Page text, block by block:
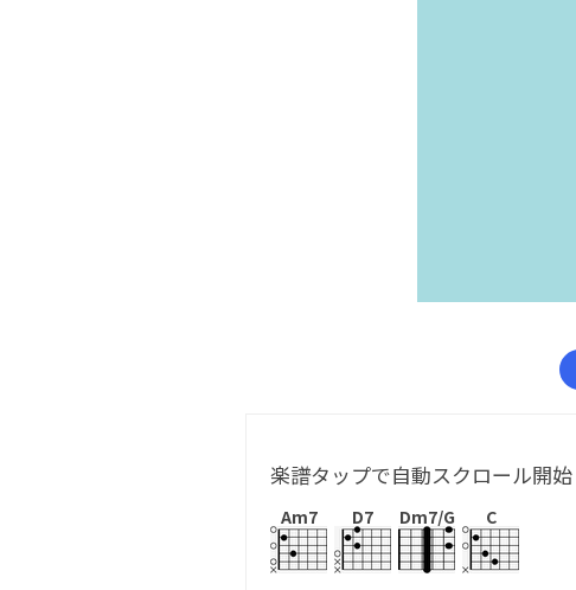
楽譜タップで自動スクロール開始
Am7 D7 Dm7/G C